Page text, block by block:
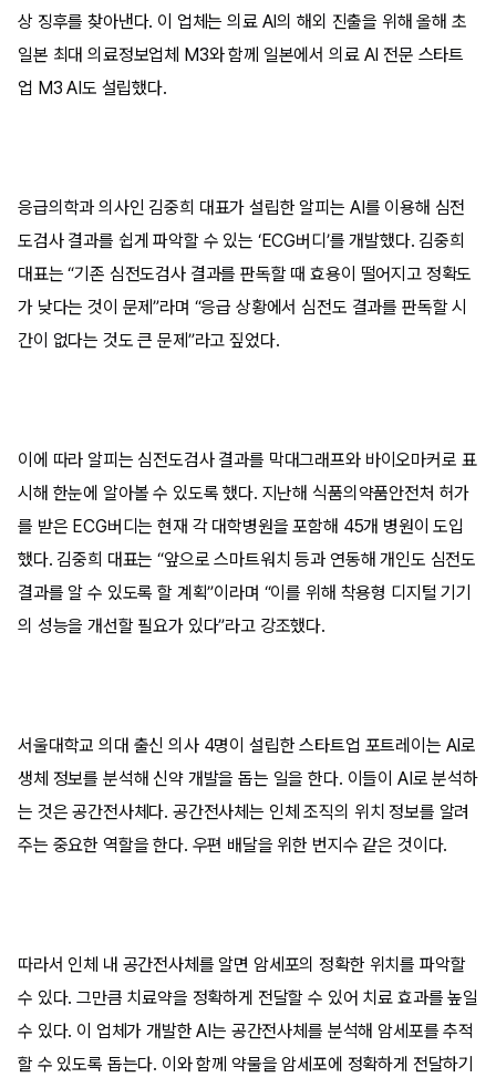
상 징후를 찾아낸다. 이 업체는 의료 AI의 해외 진출을 위해 올해 초
일본 최대 의료정보업체 M3와 함께 일본에서 의료 AI 전문 스타트
업 M3 AI도 설립했다.
응급의학과 의사인 김중희 대표가 설립한 알피는 AI를 이용해 심전
도검사 결과를 쉽게 파악할 수 있는 ‘ECG버디’를 개발했다. 김중희
대표는 “기존 심전도검사 결과를 판독할 때 효용이 떨어지고 정확도
가 낮다는 것이 문제”라며 “응급 상황에서 심전도 결과를 판독할 시
간이 없다는 것도 큰 문제”라고 짚었다.
이에 따라 알피는 심전도검사 결과를 막대그래프와 바이오마커로 표
시해 한눈에 알아볼 수 있도록 했다. 지난해 식품의약품안전처 허가
를 받은 ECG버디는 현재 각 대학병원을 포함해 45개 병원이 도입
했다. 김중희 대표는 “앞으로 스마트워치 등과 연동해 개인도 심전도
결과를 알 수 있도록 할 계획”이라며 “이를 위해 착용형 디지털 기기
의 성능을 개선할 필요가 있다”라고 강조했다.
서울대학교 의대 출신 의사 4명이 설립한 스타트업 포트레이는 AI로
생체 정보를 분석해 신약 개발을 돕는 일을 한다. 이들이 AI로 분석하
는 것은 공간전사체다. 공간전사체는 인체 조직의 위치 정보를 알려
주는 중요한 역할을 한다. 우편 배달을 위한 번지수 같은 것이다.
따라서 인체 내 공간전사체를 알면 암세포의 정확한 위치를 파악할
수 있다. 그만큼 치료약을 정확하게 전달할 수 있어 치료 효과를 높일
수 있다. 이 업체가 개발한 AI는 공간전사체를 분석해 암세포를 추적
할 수 있도록 돕는다. 이와 함께 약물을 암세포에 정확하게 전달하기